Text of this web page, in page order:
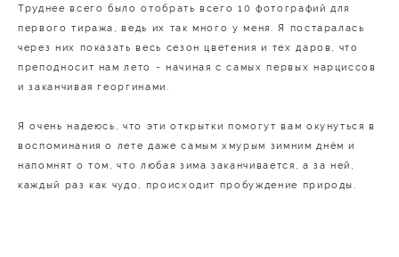
Труднее всего было отобрать всего 10 фотографий для
первого тиража, ведь их так много у меня. Я постаралась
через них показать весь сезон цветения и тех даров, что
преподносит нам лето - начиная с самых первых нарциссов
и заканчивая георгинами.
Я очень надеюсь, что эти открытки помогут вам окунуться в
воспоминания о лете даже самым хмурым зимним днём и
напомнят о том, что любая зима заканчивается, а за ней,
каждый раз как чудо, происходит пробуждение природы.